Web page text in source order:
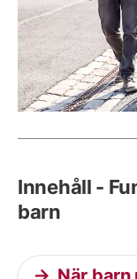
Innehåll -
barn